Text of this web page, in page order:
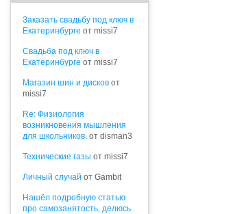
Заказать свадьбу под ключ в
Екатеринбурге от missi7
Cвадьба под ключ в
Екатеринбурге от missi7
Магазин шин и дисков от
missi7
Re: Физиология
возникновения мышления
для школьников. от disman3
Технические газы от missi7
Личный случай от Gambit
Нашёл подробную статью
про самозанятость, делюсь